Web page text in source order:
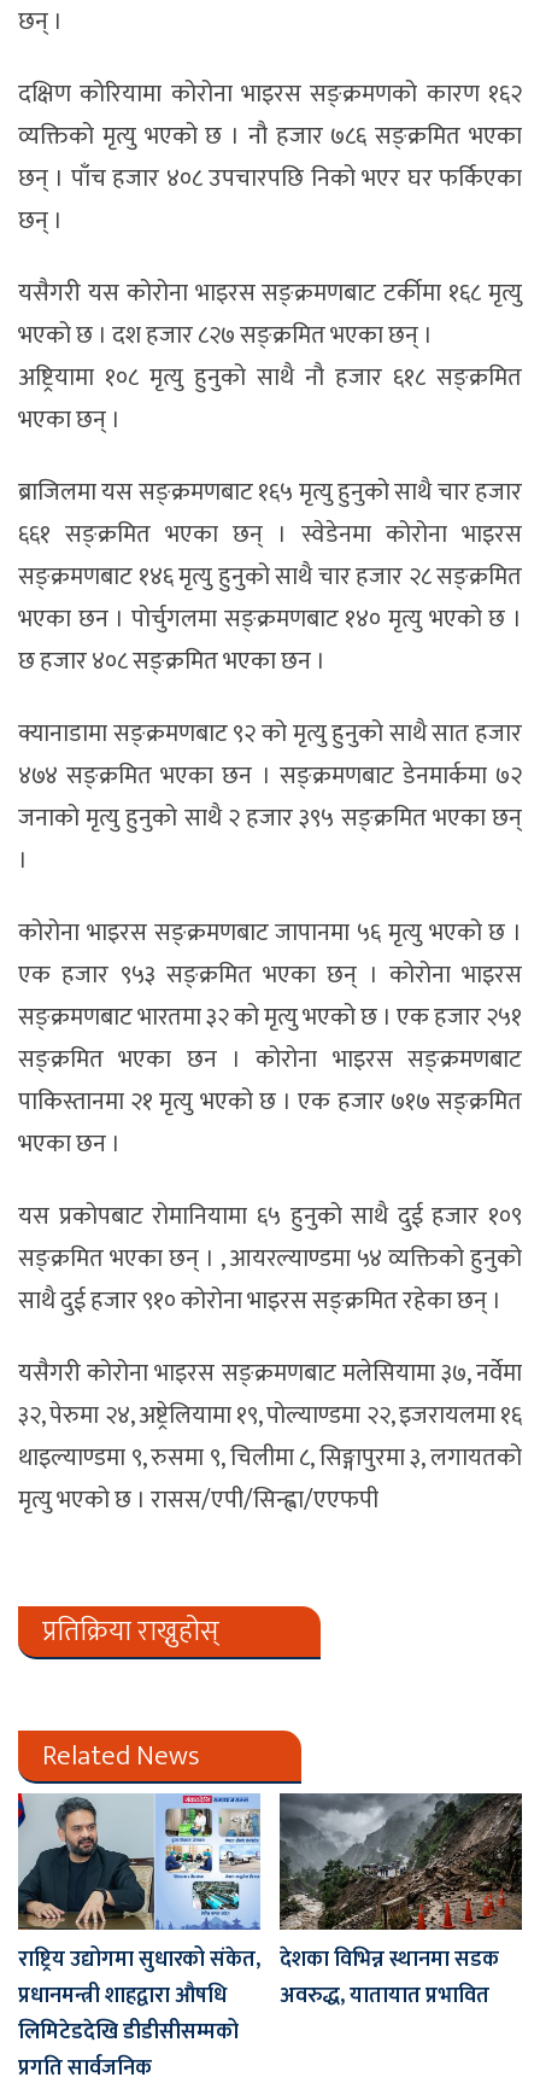
छन् ।
दक्षिण कोरियामा कोरोना भाइरस सङ्क्रमणको कारण १६२
व्यक्तिको मृत्यु भएको छ । नौ हजार ७८६ सङ्क्रमित भएका
छन् । पाँच हजार ४०८ उपचारपछि निको भएर घर फर्किएका
छन् ।
यसैगरी यस कोरोना भाइरस सङ्क्रमणबाट टर्कीमा १६८ मृत्यु
भएको छ । दश हजार ८२७ सङ्क्रमित भएका छन् ।
अष्ट्रियामा १०८ मृत्यु हुनुको साथै नौ हजार ६१८ सङ्क्रमित
भएका छन् ।
ब्राजिलमा यस सङ्क्रमणबाट १६५ मृत्यु हुनुको साथै चार हजार
६६१ सङ्क्रमित भएका छन् । स्वेडेनमा कोरोना भाइरस
सङ्क्रमणबाट १४६ मृत्यु हुनुको साथै चार हजार २८ सङ्क्रमित
भएका छन । पोर्चुगलमा सङ्क्रमणबाट १४० मृत्यु भएको छ ।
छ हजार ४०८ सङ्क्रमित भएका छन ।
क्यानाडामा सङ्क्रमणबाट ९२ को मृत्यु हुनुको साथै सात हजार
४७४ सङ्क्रमित भएका छन । सङ्क्रमणबाट डेनमार्कमा ७२
जनाको मृत्यु हुनुको साथै २ हजार ३९५ सङ्क्रमित भएका छन्
।
कोरोना भाइरस सङ्क्रमणबाट जापानमा ५६ मृत्यु भएको छ ।
एक हजार ९५३ सङ्क्रमित भएका छन् । कोरोना भाइरस
सङ्क्रमणबाट भारतमा ३२ को मृत्यु भएको छ । एक हजार २५१
सङ्क्रमित भएका छन । कोरोना भाइरस सङ्क्रमणबाट
पाकिस्तानमा २१ मृत्यु भएको छ । एक हजार ७१७ सङ्क्रमित
भएका छन ।
यस प्रकोपबाट रोमानियामा ६५ हुनुको साथै दुई हजार १०९
सङ्क्रमित भएका छन् । , आयरल्याण्डमा ५४ व्यक्तिको हुनुको
साथै दुई हजार ९१० कोरोना भाइरस सङ्क्रमित रहेका छन् ।
यसैगरी कोरोना भाइरस सङ्क्रमणबाट मलेसियामा ३७, नर्वेमा
३२, पेरुमा २४, अष्ट्रेलियामा १९, पोल्याण्डमा २२, इजरायलमा १६
थाइल्याण्डमा ९, रुसमा ९, चिलीमा ८, सिङ्गापुरमा ३, लगायतको
मृत्यु भएको छ । रासस/एपी/सिन्ह्वा/एएफपी
प्रतिक्रिया राख्नुहोस्
Related News
राष्ट्रिय उद्योगमा सुधारको संकेत,
प्रधानमन्त्री शाहद्वारा औषधि
लिमिटेडदेखि डीडीसीसम्मको
प्रगति सार्वजनिक
देशका विभिन्न स्थानमा सडक
अवरुद्ध, यातायात प्रभावित